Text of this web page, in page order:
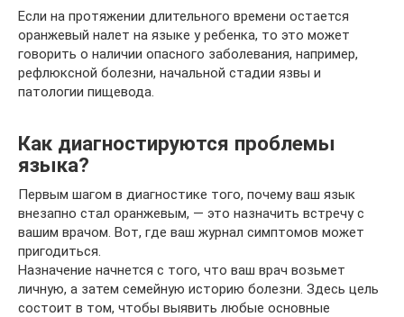
Если на протяжении длительного времени остается
оранжевый налет на языке у ребенка, то это может
говорить о наличии опасного заболевания, например,
рефлюксной болезни, начальной стадии язвы и
патологии пищевода.
Как диагностируются проблемы
языка?
Первым шагом в диагностике того, почему ваш язык
внезапно стал оранжевым, — это назначить встречу с
вашим врачом. Вот, где ваш журнал симптомов может
пригодиться.
Назначение начнется с того, что ваш врач возьмет
личную, а затем семейную историю болезни. Здесь цель
состоит в том, чтобы выявить любые основные